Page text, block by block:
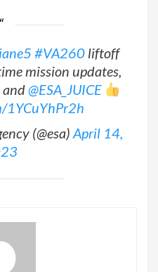
#VA260liftoff
mission updates,
and@ESA_JUICE
1YCuYhPr2h
(@esa) April 14,